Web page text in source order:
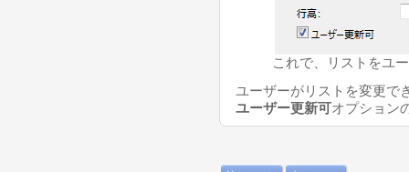
これで、リストをユ
ユーザーがリストを変更で
ユーザー更新可オプション